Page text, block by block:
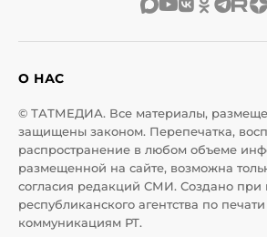
О НАС
© ТАТМЕДИА. Все материалы,
защищены законом. Перепечатка,
распространение в любом объеме
размещенной на сайте, возможна
согласия редакций СМИ. Создано при
республиканского агентства по
коммуникациям РТ.